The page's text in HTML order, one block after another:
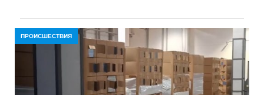
ПРОИСШЕСТВИЯ